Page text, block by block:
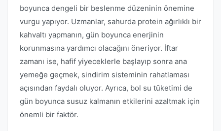
boyunca dengeli bir beslenme düzeninin önemine
vurgu yapıyor. Uzmanlar, sahurda protein ağırlıklı bir
kahvaltı yapmanın, gün boyunca enerjinin
korunmasına yardımcı olacağını öneriyor. İftar
zamanı ise, hafif yiyeceklerle başlayıp sonra ana
yemeğe geçmek, sindirim sisteminin rahatlaması
açısından faydalı oluyor. Ayrıca, bol su tüketimi de
gün boyunca susuz kalmanın etkilerini azaltmak için
önemli bir faktör.